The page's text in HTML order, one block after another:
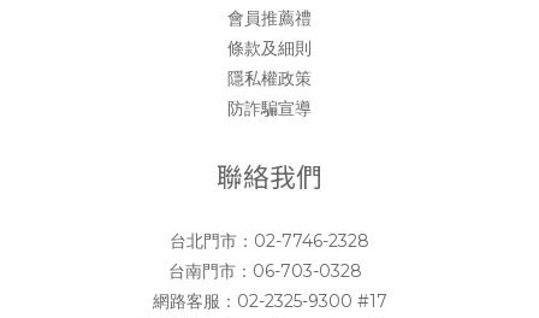
會員推薦禮
條款及細則
隱私權政策
防詐騙宣導
聯絡我們
台北門市： 02-7746-2328
台南門市： 06-703-0328
網路客服： 02-2325-9300 #17